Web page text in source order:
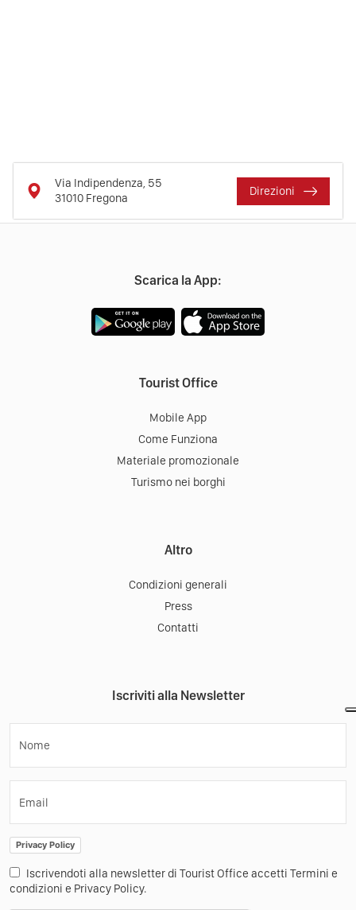
Via Indipendenza, 55
31010 Fregona
Direzioni
Scarica la App:
Tourist Office
Mobile App
Come Funziona
Materiale promozionale
Turismo nei borghi
Altro
Condizioni generali
Press
Contatti
Iscriviti alla Newsletter
Nome
Email
Privacy Policy
Iscrivendoti alla newsletter di Tourist Office accetti Termini e
condizioni e Privacy Policy.